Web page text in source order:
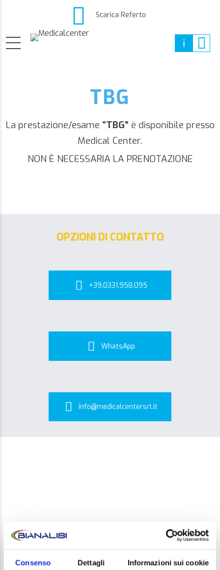
Consenso Dettagli Informazioni sui cookie
Scarica Referto
TBG
La prestazione/esame “TBG” è disponibile presso
Medical Center.
NON È NECESSARIA LA PRENOTAZIONE
OPZIONI DI CONTATTO
+39.0331.958.095
WhatsApp
info@medicalcentersrl.it
LEAVE A REPLY
Your email address will not be published. Required